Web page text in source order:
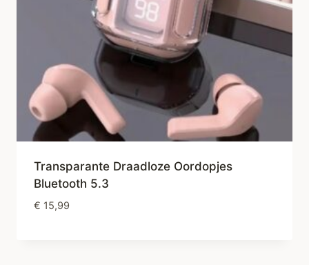
Transparante Draadloze Oordopjes
Bluetooth 5.3
€ 15,99